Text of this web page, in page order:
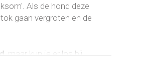
Als de hond deze
gaan vergroten en de
, maar kun je er los bij